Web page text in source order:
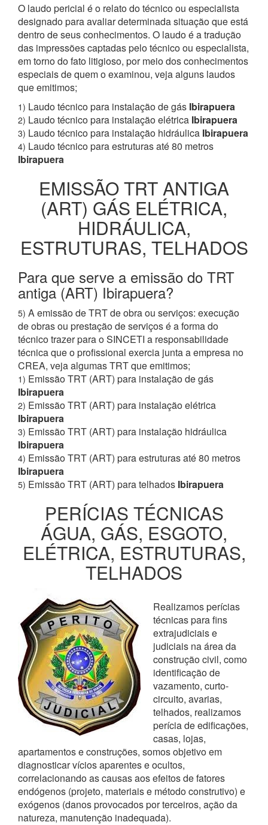
O laudo pericial é o relato do técnico ou especialista
designado para avaliar determinada situação que está
dentro de seus conhecimentos. O laudo é a tradução
das impressões captadas pelo técnico ou especialista,
em torno do fato litigioso, por meio dos conhecimentos
especiais de quem o examinou, veja alguns laudos
que emitimos;
1) Laudo técnico para instalação de gás Ibirapuera
2) Laudo técnico para instalação elétrica Ibirapuera
3) Laudo técnico para instalação hidráulica Ibirapuera
4) Laudo técnico para estruturas até 80 metros
Ibirapuera
EMISSÃO TRT ANTIGA
(ART) GÁS ELÉTRICA,
HIDRÁULICA,
ESTRUTURAS, TELHADOS
Para que serve a emissão do TRT
antiga (ART) Ibirapuera?
5) A emissão de TRT de obra ou serviços: execução
de obras ou prestação de serviços é a forma do
técnico trazer para o SINCETI a responsabilidade
técnica que o profissional exercia junta a empresa no
CREA, veja algumas TRT que emitimos;
1) Emissão TRT (ART) para instalação de gás
Ibirapuera
2) Emissão TRT (ART) para instalação elétrica
Ibirapuera
3) Emissão TRT (ART) para instalação hidráulica
Ibirapuera
4) Emissão TRT (ART) para estruturas até 80 metros
Ibirapuera
5) Emissão TRT (ART) para telhados Ibirapuera
PERÍCIAS TÉCNICAS
ÁGUA, GÁS, ESGOTO,
ELÉTRICA, ESTRUTURAS,
TELHADOS
Realizamos perícias
técnicas para fins
extrajudiciais e
judiciais na área da
construção civil, como
identificação de
vazamento, curto-
circuito, avarias,
telhados, realizamos
perícia de edificações,
casas, lojas,
apartamentos e construções, somos objetivo em
diagnosticar vícios aparentes e ocultos,
correlacionando as causas aos efeitos de fatores
endógenos (projeto, materiais e método construtivo) e
exógenos (danos provocados por terceiros, ação da
natureza, manutenção inadequada).